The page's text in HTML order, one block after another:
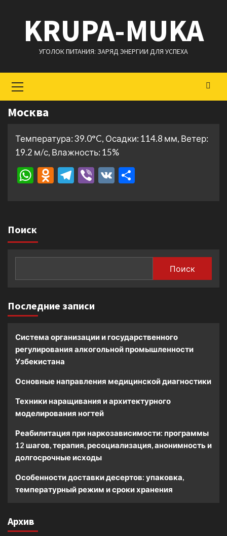
содержимому
KRUPA-MUKA
УГОЛОК ПИТАНИЯ: ЗАРЯД ЭНЕРГИИ ДЛЯ УСПЕХА
меню
Москва
Температура: 39.0°C, Осадки: 114.8 мм, Ветер:
19.2 м/с, Влажность: 15%
WhatsApp
Odnoklassniki
Telegram
Viber
VK
Поиск
Поиск
Последние записи
Система организации и государственного
регулирования алкогольной промышленности
Узбекистана
Основные направления медицинской диагностики
Техники наращивания и архитектурного
моделирования ногтей
Реабилитация при наркозависимости: программы
12 шагов, терапия, ресоциализация, анонимность и
долгосрочные исходы
Особенности доставки десертов: упаковка,
температурный режим и сроки хранения
Архив